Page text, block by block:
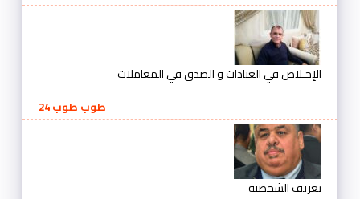
الإخـلاص في العبادات و الصدق في المعاملات
طوب طوب 24
تعريف الشخصية